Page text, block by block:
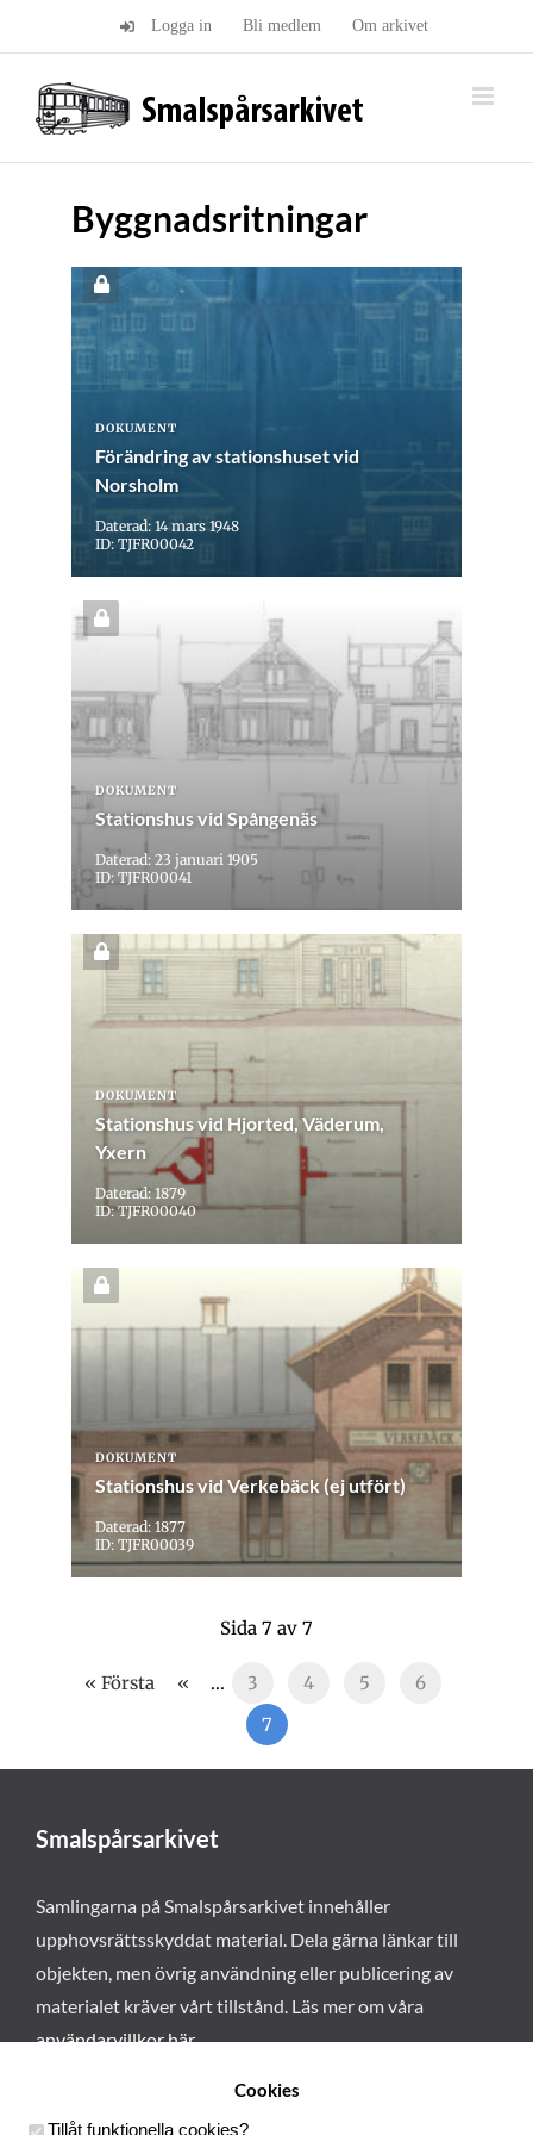
Logga in Bli medlem Om arkivet
Byggnadsritningar
DOKUMENT
Förändring av stationshuset vid
Norsholm
Daterad: 14 mars 1948
ID: TJFR00042
DOKUMENT
Stationshus vid Spångenäs
Daterad: 23 januari 1905
ID: TJFR00041
DOKUMENT
Stationshus vid Hjorted, Väderum,
Yxern
Daterad: 1879
ID: TJFR00040
DOKUMENT
Stationshus vid Verkebäck (ej utfört)
Daterad: 1877
ID: TJFR00039
Sida 7 av 7
« Första « ... 3 4 5
6
7
Smalspårsarkivet
Samlingarna på Smalspårsarkivet innehåller
upphovsrättsskyddat material. Dela gärna länkar till
objekten, men övrig användning eller publicering av
materialet kräver vårt tillstånd. Läs mer om våra
användarvillkor här.
Cookies
Tillåt funktionella cookies?